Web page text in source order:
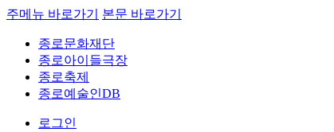
주메뉴 바로가기 본문 바로가기
종로문화재단
종로아이들극장
종로축제
종로예술인DB
로그인